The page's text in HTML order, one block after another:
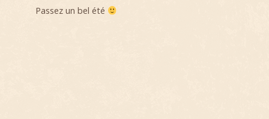
Passez un bel été